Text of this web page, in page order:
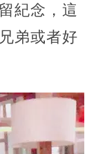
紀念，這
弟或者好